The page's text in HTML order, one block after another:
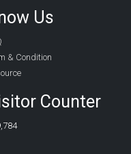
Us
& Condition
Counter